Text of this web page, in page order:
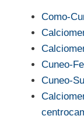
Como-
Cuneo-
Cuneo-